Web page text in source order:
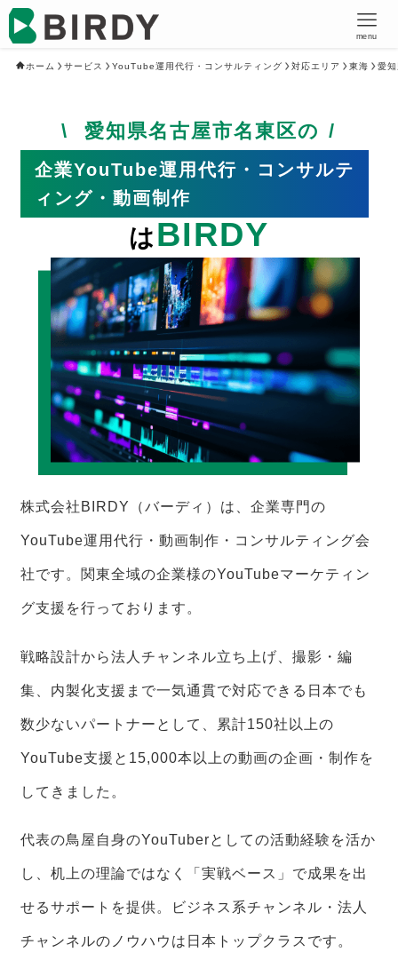
menu
ホーム サービス YouTube運用代行・コンサルティング 対応エリア 東海 愛
愛知県名古屋市名東区の
企業YouTube運用代行・コンサルテ
ィング・動画制作
はBIRDY
株式会社BIRDY（バーディ）は、企業専門の
YouTube運用代行・動画制作・コンサルティング会
社です。関東全域の企業様のYouTubeマーケティン
グ支援を行っております。
戦略設計から法人チャンネル立ち上げ、撮影・編
集、内製化支援まで一気通貫で対応できる日本でも
数少ないパートナーとして、累計150社以上の
YouTube支援と15,000本以上の動画の企画・制作を
してきました。
代表の鳥屋自身のYouTuberとしての活動経験を活か
し、机上の理論ではなく「実戦ベース」で成果を出
せるサポートを提供。ビジネス系チャンネル・法人
チャンネルのノウハウは日本トップクラスです。